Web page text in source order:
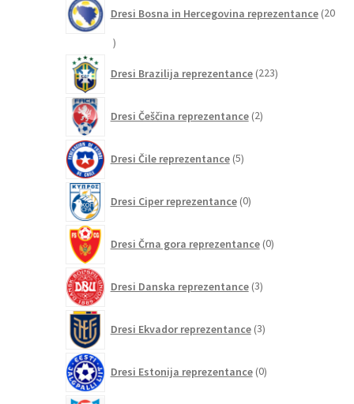
Dresi Bosna in Hercegovina reprezentance 20
20
Dresi Brazilija reprezentance 223izdelkov
Dresi Češčina reprezentance 2izdelka
Dresi Čile reprezentance 5izdelkov
Dresi Ciper reprezentance 0izdelkov
Dresi Črna gora reprezentance 0izdelkov
Dresi Danska reprezentance 3izdelki
Dresi Ekvador reprezentance 3izdelki
Dresi Estonija reprezentance 0izdelkov